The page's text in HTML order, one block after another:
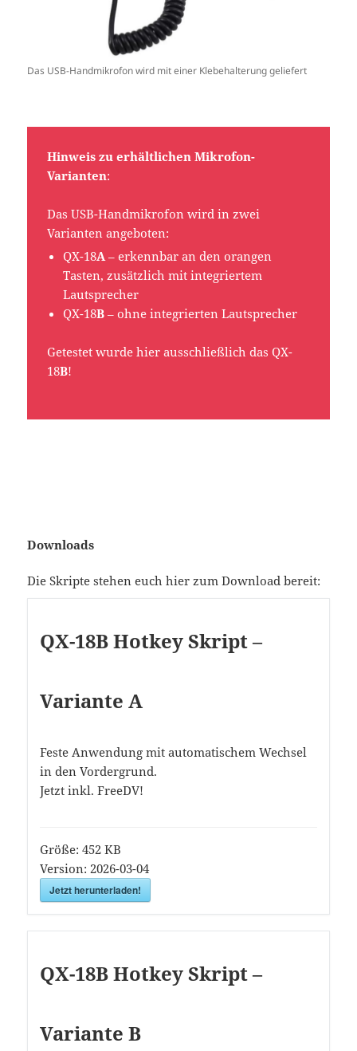
Das USB-Handmikrofon wird mit einer Klebehalterung geliefert
Hinweis zu erhältlichen Mikrofon-
Varianten:
Das USB-Handmikrofon wird in zwei
Varianten angeboten:
QX-18A– erkennbar an den orangen
Tasten, zusätzlich mit integriertem
Lautsprecher
QX-18B – ohne integrierten Lautsprecher
Getestet wurde hier ausschließlich das QX-
18B!
Downloads
Die Skripte stehen euch hier zum Download bereit:
QX-18B Hotkey Skript –
Variante A
Feste Anwendung mit automatischem Wechsel
in den Vordergrund.
Jetzt inkl. FreeDV!
Größe:452 KB
Version:2026-03-04
Jetzt herunterladen!
QX-18B Hotkey Skript –
Variante B